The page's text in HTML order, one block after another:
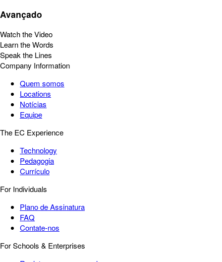
Avançado
Watch the Video
Learn the Words
Speak the Lines
Company Information
Quem somos
Locations
Notícias
Equipe
The EC Experience
Technology
Pedagogia
Currículo
For Individuals
Plano de Assinatura
FAQ
Contate-nos
For Schools & Enterprises